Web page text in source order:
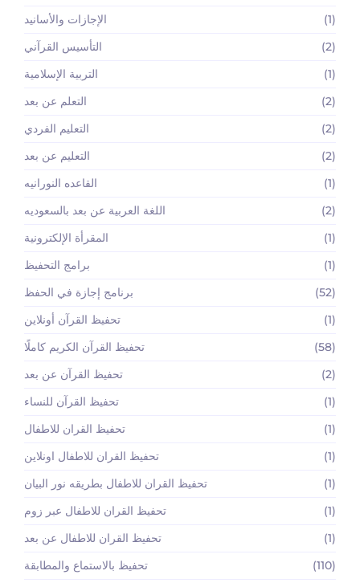
الإجازات والأسانيد
(1)
التأسيس القرآني
(2)
التربية الإسلامية
(1)
التعلم عن بعد
(2)
التعليم الفردي
(2)
التعليم عن بعد
(2)
القاعده النورانيه
(1)
اللغة العربية عن بعد بالسعوديه
(2)
المقرأة الإلكترونية
(1)
برامج التحفيظ
(1)
برنامج إجازة في الحفظ
(52)
تحفيظ القرآن أونلاين
(1)
تحفيظ القرآن الكريم كاملًا
(58)
تحفيظ القرآن عن بعد
(2)
تحفيظ القرآن للنساء
(1)
تحفيظ القران للاطفال
(1)
تحفيظ القران للاطفال اونلاين
(1)
تحفيظ القران للاطفال بطريقه نور البيان
(1)
تحفيظ القران للاطفال عبر زوم
(1)
تحفيظ القران للاطفال عن بعد
(1)
تحفيظ بالاستماع والمطابقة
(110)